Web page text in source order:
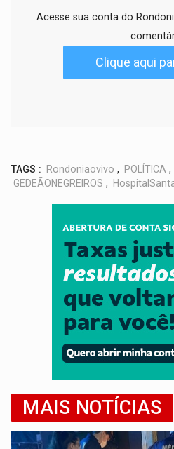
Acesse sua conta do
Clique aqui
TAGS : Rondoniaovivo , POLÍTICA ,
GEDEÃONEGREIROS ,
MAIS NOTÍCIAS